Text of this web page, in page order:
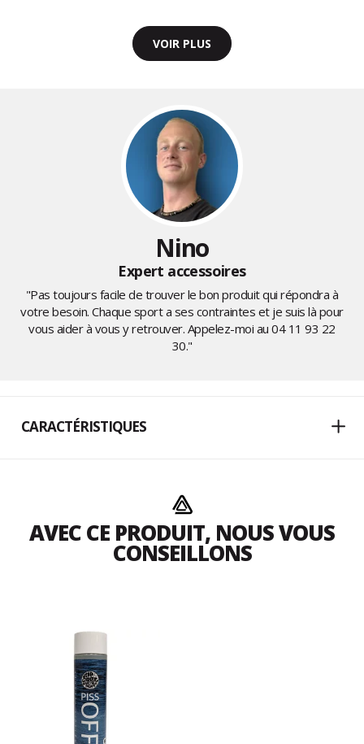
VOIR PLUS
Nino
Expert accessoires
"Pas toujours facile de trouver le bon produit qui répondra à
votre besoin. Chaque sport a ses contraintes et je suis là pour
vous aider à vous y retrouver. Appelez-moi au04 11 93 22
30."
CARACTÉRISTIQUES
AVEC CE PRODUIT, NOUS VOUS
CONSEILLONS